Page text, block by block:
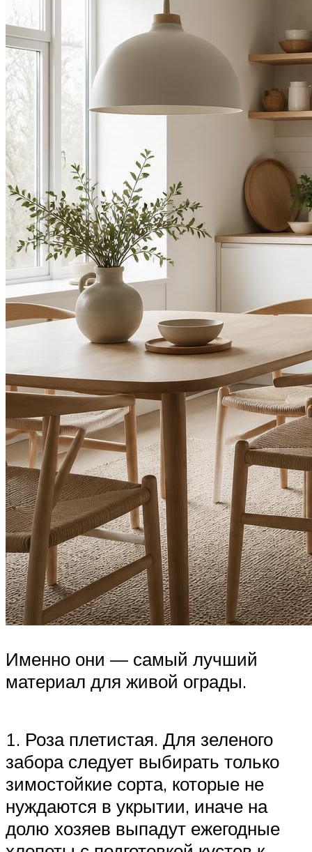
Именно они — самый лучший
материал для живой ограды.
1. Роза плетистая. Для зеленого
забора следует выбирать только
зимостойкие сорта, которые не
нуждаются в укрытии, иначе на
долю хозяев выпадут ежегодные